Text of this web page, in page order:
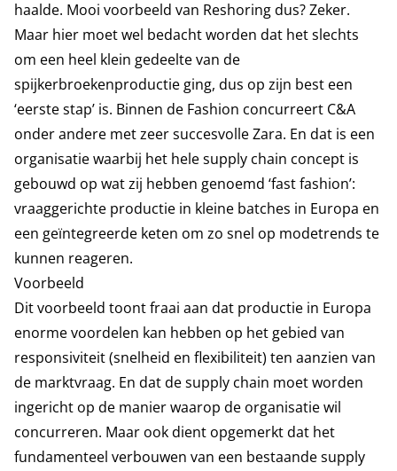
haalde. Mooi voorbeeld van Reshoring dus? Zeker.
Maar hier moet wel bedacht worden dat het slechts
om een heel klein gedeelte van de
spijkerbroekenproductie ging, dus op zijn best een
‘eerste stap’ is. Binnen de Fashion concurreert C&A
onder andere met zeer succesvolle Zara. En dat is een
organisatie waarbij het hele supply chain concept is
gebouwd op wat zij hebben genoemd ‘fast fashion’:
vraaggerichte productie in kleine batches in Europa en
een geïntegreerde keten om zo snel op modetrends te
kunnen reageren.
Voorbeeld
Dit voorbeeld toont fraai aan dat productie in Europa
enorme voordelen kan hebben op het gebied van
responsiviteit (snelheid en flexibiliteit) ten aanzien van
de marktvraag. En dat de supply chain moet worden
ingericht op de manier waarop de organisatie wil
concurreren. Maar ook dient opgemerkt dat het
fundamenteel verbouwen van een bestaande supply